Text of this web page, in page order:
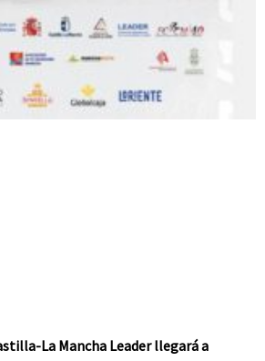
La Mancha Leader llegará a